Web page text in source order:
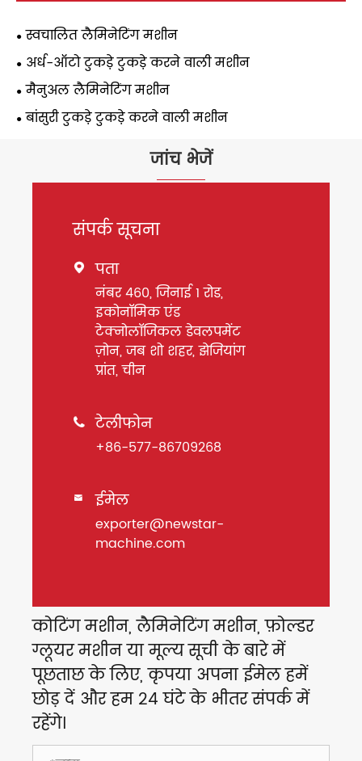
स्वचालित लैमिनेटिंग मशीन
अर्ध-ऑटो टुकड़े टुकड़े करने वाली मशीन
मैनुअल लैमिनेटिंग मशीन
बांसुरी टुकड़े टुकड़े करने वाली मशीन
जांच भेजें
संपर्क सूचना
 पता
नंबर 460, जिनाई 1 रोड,
इकोनॉमिक एंड
टेक्नोलॉजिकल डेवलपमेंट
ज़ोन, जब शो शहर, झेजियांग
प्रांत, चीन
 टेलीफोन
+86-577-86709268
 ईमेल
exporter@newstar-
machine.com
कोटिंग मशीन, लैमिनेटिंग मशीन, फ़ोल्डर
ग्लूयर मशीन या मूल्य सूची के बारे में
पूछताछ के लिए, कृपया अपना ईमेल हमें
छोड़ दें और हम 24 घंटे के भीतर संपर्क में
रहेंगे।